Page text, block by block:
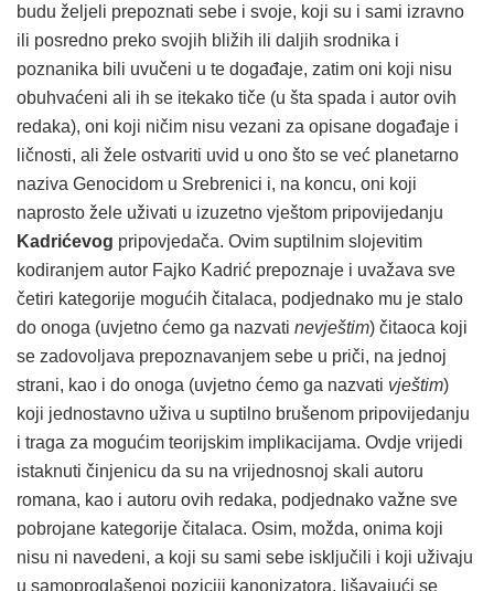
budu željeli prepoznati sebe i svoje, koji su i sami izravno
ili posredno preko svojih bližih ili daljih srodnika i
poznanika bili uvučeni u te događaje, zatim oni koji nisu
obuhvaćeni ali ih se itekako tiče (u šta spada i autor ovih
redaka), oni koji ničim nisu vezani za opisane događaje i
ličnosti, ali žele ostvariti uvid u ono što se već planetarno
naziva Genocidom u Srebrenici i, na koncu, oni koji
naprosto žele uživati u izuzetno vještom pripovijedanju
Kadrićevog pripovjedača. Ovim suptilnim slojevitim
kodiranjem autor Fajko Kadrić prepoznaje i uvažava sve
četiri kategorije mogućih čitalaca, podjednako mu je stalo
do onoga (uvjetno ćemo ga nazvati nevještim) čitaoca koji
se zadovoljava prepoznavanjem sebe u priči, na jednoj
strani, kao i do onoga (uvjetno ćemo ga nazvati vještim)
koji jednostavno uživa u suptilno brušenom pripovijedanju
i traga za mogućim teorijskim implikacijama. Ovdje vrijedi
istaknuti činjenicu da su na vrijednosnoj skali autoru
romana, kao i autoru ovih redaka, podjednako važne sve
pobrojane kategorije čitalaca. Osim, možda, onima koji
nisu ni navedeni, a koji su sami sebe isključili i koji uživaju
u samoproglašenoj poziciji kanonizatora, lišavajući se